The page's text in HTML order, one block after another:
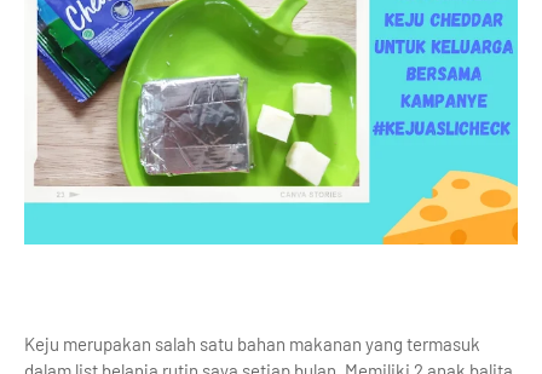
Keju merupakan salah satu bahan makanan yang termasuk